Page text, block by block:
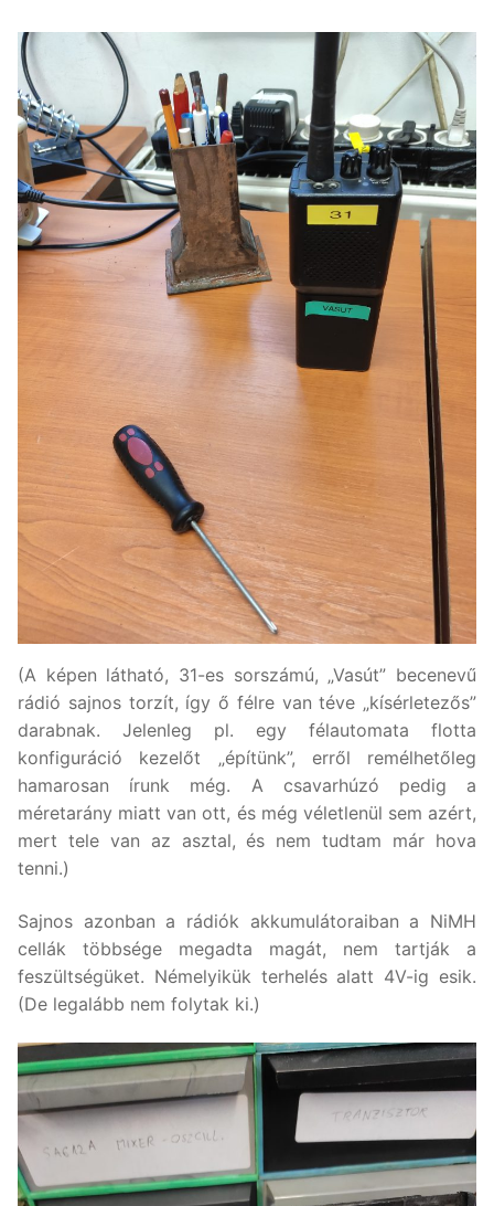
(A képen látható, 31-es sorszámú, „Vasút” becenevű
rádió sajnos torzít, így ő félre van téve „kísérletezős”
darabnak. Jelenleg pl. egy félautomata flotta
konfiguráció kezelőt „építünk”, erről remélhetőleg
hamarosan írunk még. A csavarhúzó pedig a
méretarány miatt van ott, és még véletlenül sem azért,
mert tele van az asztal, és nem tudtam már hova
tenni.)
Sajnos azonban a rádiók akkumulátoraiban a NiMH
cellák többsége megadta magát, nem tartják a
feszültségüket. Némelyikük terhelés alatt 4V-ig esik.
(De legalább nem folytak ki.)